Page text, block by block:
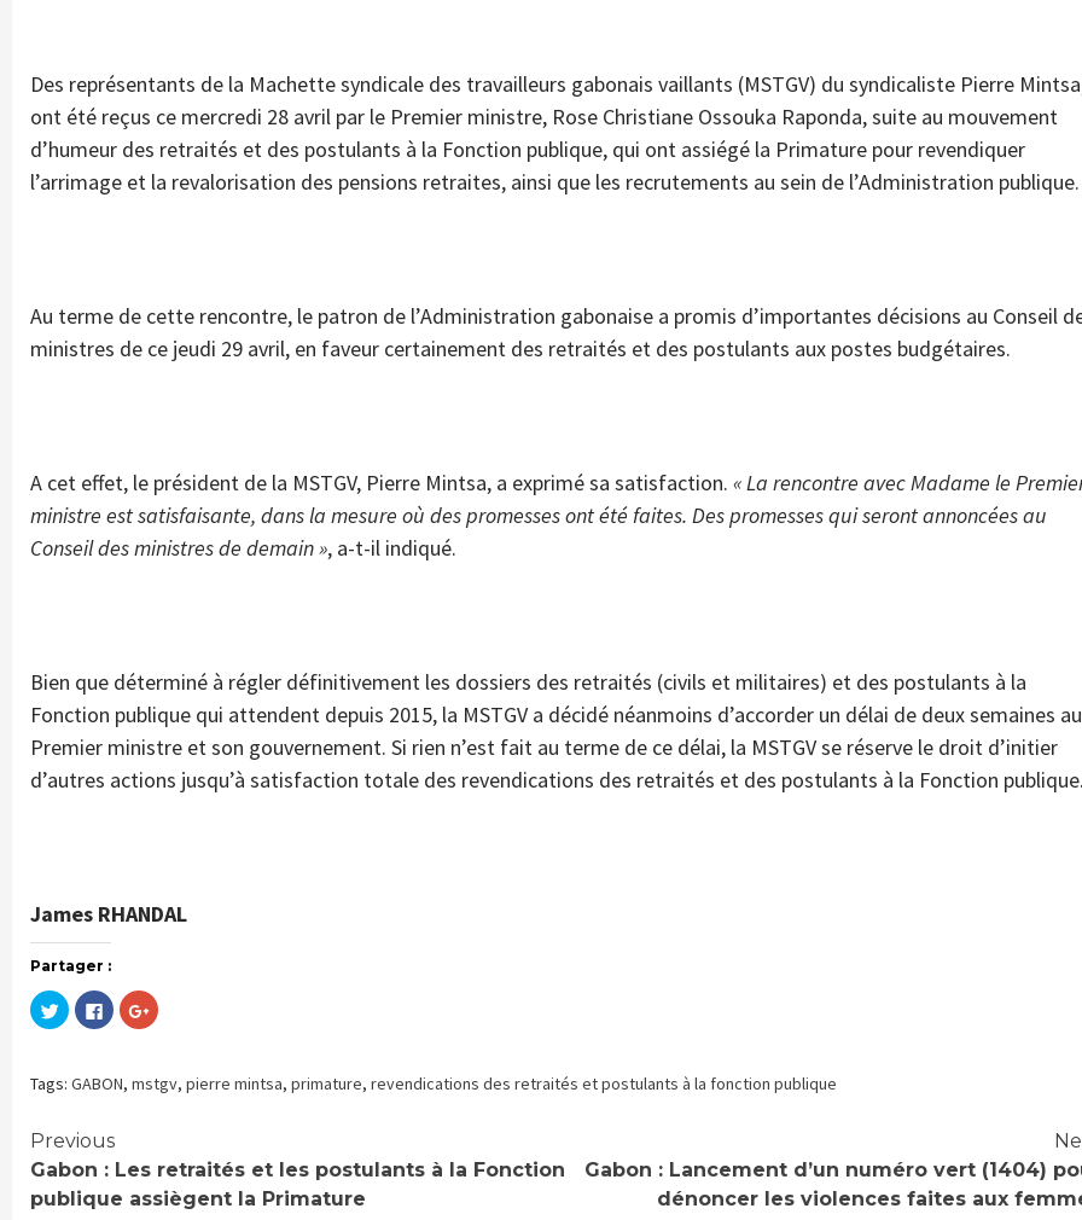
Des représentants de la Machette syndicale des travailleurs gabonais vaillants (MSTGV) du syndicaliste Pierre
ont été reçus ce mercredi 28 avril par le Premier ministre, Rose Christiane Ossouka Raponda, suite au mouvement
d’humeur des retraités et des postulants à la Fonction publique, qui ont assiégé la Primature pour revendiquer
l’arrimage et la revalorisation des pensions retraites, ainsi que les recrutements au sein de l’Administration publique.
Au terme de cette rencontre, le patron de l’Administration gabonaise a promis d’importantes décisions au Conseil
ministres de ce jeudi 29 avril, en faveur certainement des retraités et des postulants aux postes budgétaires.
A cet effet, le président de la MSTGV, Pierre Mintsa, a exprimé sa satisfaction. « La rencontre avec Madame le
ministre est satisfaisante, dans la mesure où des promesses ont été faites. Des promesses qui seront annoncées au
Conseil des ministres de demain », a-t-il indiqué.
Bien que déterminé à régler définitivement les dossiers des retraités (civils et militaires) et des postulants à la
Fonction publique qui attendent depuis 2015, la MSTGV a décidé néanmoins d’accorder un délai de deux semaines au
Premier ministre et son gouvernement. Si rien n’est fait au terme de ce délai, la MSTGV se réserve le droit d’initier
d’autres actions jusqu’à satisfaction totale des revendications des retraités et des postulants à la Fonction
James RHANDAL
Partager :
Cliquez
pour
partager
dans
une
Cliquez
pour
partager
dans
une
Cliquez
pour
(ouvre
dans
Tags: GABON, mstgv, pierre mintsa, primature, revendications des retraités et postulants à la fonction publique
Continue
Reading
Previous
Gabon : Les retraités et les postulants à la Fonction
publique assiègent la Primature
Gabon : Lancement d’un numéro vert (1404)
dénoncer les violences faites aux